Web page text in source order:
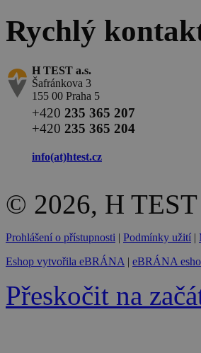
Rychlý
H TEST a.s.
Šafránkova 3
155 00 Praha 5
+420 235 365 207
+420 235 365 204
info(at)htest.cz
© 2026, H TEST
Prohlášení o přístupnosti | Podmínky užití |
Eshop vytvořila eBRÁNA | eBRÁNA
Přeskočit na